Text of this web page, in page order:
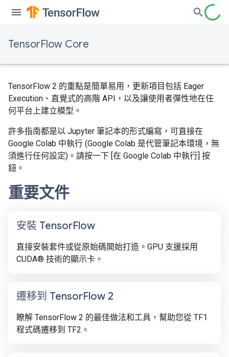
TensorFlow Core
TensorFlow 2 的重點是簡單易用，更新項目包括 Eager
Execution、直覺式的高階 API，以及讓使用者彈性地在任
何平台上建立模型。
許多指南都是以 Jupyter 筆記本的形式編寫，可直接在
Google Colab 中執行 (Google Colab 是代管筆記本環境，無
須進行任何設定)。請按一下 [在 Google Colab 中執行] 按
鈕。
重要文件
安裝 TensorFlow
直接安裝套件或從原始碼開始打造。GPU 支援採用
CUDA® 技術的顯示卡。
遷移到 TensorFlow 2
瞭解 TensorFlow 2 的最佳做法和工具，幫助您從 TF1
程式碼遷移到 TF2。